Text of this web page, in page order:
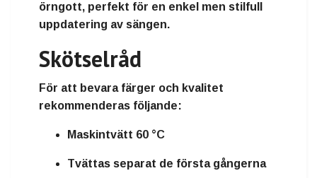
örngott, perfekt för en enkel men stilfull
uppdatering av sängen.
Skötselråd
För att bevara färger och kvalitet
rekommenderas följande:
Maskintvätt 60 °C
Tvättas separat de första gångerna